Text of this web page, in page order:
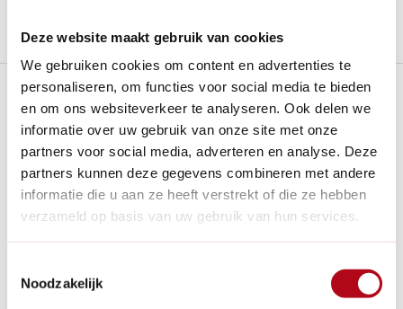
Deze website maakt gebruik van cookies
We gebruiken cookies om content en advertenties te
personaliseren, om functies voor social media te bieden
en om ons websiteverkeer te analyseren. Ook delen we
informatie over uw gebruik van onze site met onze
partners voor social media, adverteren en analyse. Deze
partners kunnen deze gegevens combineren met andere
informatie die u aan ze heeft verstrekt of die ze hebben
verzameld op basis van uw gebruik van hun services.
Noodzakelijk
Plus- en minpunten
Het luchtige, klassieke vlechtpatroon zorgt voor een
uitstekende ventilatie op warme zomerdagen.
De hoed voelt vederlicht aan op uw hoofd, waardoor hij
ideaal is tijdens langdurig tuinieren of wandelen.
De neutrale zwarte kleur en de verfijnde afwerking
maken dit een onmisbaar en stijlvol accessoire voor
Als zeegras doorweekt raakt door een flinke regenbui,
wordt het materiaal slap. De hoed kan hierdoor permanent